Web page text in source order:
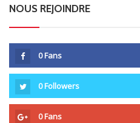
NOUS REJOINDRE
0Fans
0Followers
0Fans